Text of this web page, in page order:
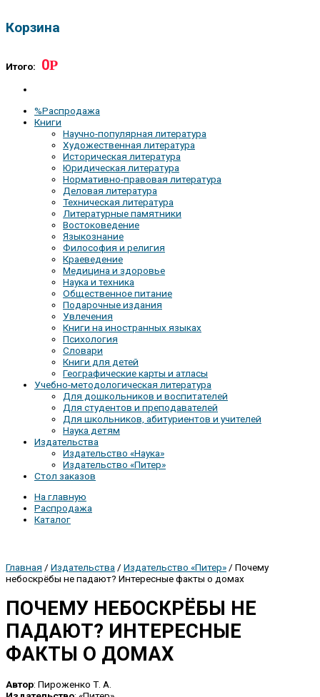
Корзина
Итого: 0Р
%Распродажа
Книги
Научно-популярная литература
Художественная литература
Историческая литература
Юридическая литература
Нормативно-правовая литература
Деловая литература
Техническая литература
Литературные памятники
Востоковедение
Языкознание
Философия и религия
Краеведение
Медицина и здоровье
Наука и техника
Общественное питание
Подарочные издания
Увлечения
Книги на иностранных языках
Психология
Словари
Книги для детей
Географические карты и атласы
Учебно-методологическая литература
Для дошкольников и воспитателей
Для студентов и преподавателей
Для школьников, абитуриентов и учителей
Наука детям
Издательства
Издательство «Наука»
Издательство «Питер»
Стол заказов
На главную
Распродажа
Каталог
Главная / Издательства / Издательство «Питер» / Почему
небоскрёбы не падают? Интересные факты о домах
ПОЧЕМУ НЕБОСКРЁБЫ НЕ
ПАДАЮТ? ИНТЕРЕСНЫЕ
ФАКТЫ О ДОМАХ
Автор: Пироженко Т. А.